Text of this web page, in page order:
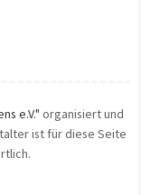
e.V." organisiert und
ist für diese Seite